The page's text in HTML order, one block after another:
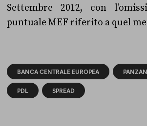
Settembre 2012, con
puntuale MEF riferito a quel
BANCA CENTRALE EUROPEA
PDL SPREAD